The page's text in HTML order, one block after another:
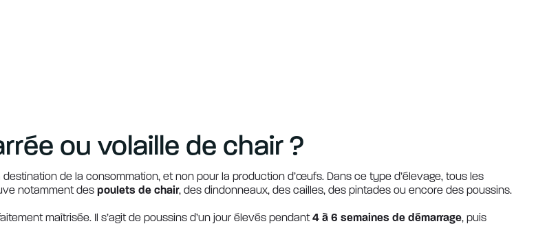
ou volaille de chair ?
de la consommation, et non pour la production d’œufs. Dans ce type d’élevage, tous les
notamment des poulets de chair, des dindonneaux, des cailles, des pintades ou encore des poussins.
maîtrisée. Il s’agit de poussins d’un jour élevés pendant4 à 6 semaines de démarrage, puis